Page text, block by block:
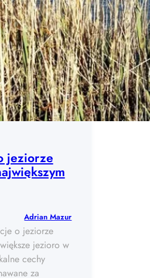
jeziorze
Adrian Mazur
o jeziorze
jezioro w
cechy
za